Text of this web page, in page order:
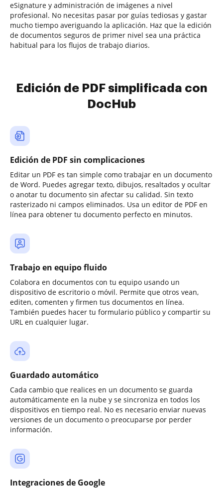
eSignature y administración de imágenes a nivel
profesional. No necesitas pasar por guías tediosas y gastar
mucho tiempo averiguando la aplicación. Haz que la edición
de documentos seguros de primer nivel sea una práctica
habitual para los flujos de trabajo diarios.
Edición de PDF simplificada con
DocHub
Edición de PDF sin complicaciones
Editar un PDF es tan simple como trabajar en un documento
de Word. Puedes agregar texto, dibujos, resaltados y ocultar
o anotar tu documento sin afectar su calidad. Sin texto
rasterizado ni campos eliminados. Usa un editor de PDF en
línea para obtener tu documento perfecto en minutos.
Trabajo en equipo fluido
Colabora en documentos con tu equipo usando un
dispositivo de escritorio o móvil. Permite que otros vean,
editen, comenten y firmen tus documentos en línea.
También puedes hacer tu formulario público y compartir su
URL en cualquier lugar.
Guardado automático
Cada cambio que realices en un documento se guarda
automáticamente en la nube y se sincroniza en todos los
dispositivos en tiempo real. No es necesario enviar nuevas
versiones de un documento o preocuparse por perder
información.
Integraciones de Google